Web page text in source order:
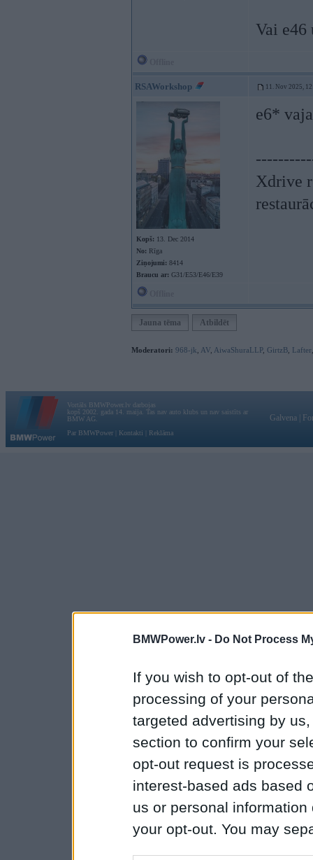
BMWPower.lv - Do Not Process
If you wish to opt-out of
processing of your
targeted advertising by
section to confirm your
opt-out request is
interest-based ads based
us or personal
your opt-out. You may
Vai e46
RSAWorkshop 11. Nov 2025,
Kopš: 13. Dec 2014
No: Rīga
Ziņojumi: 8414
Braucu ar: G31/E53/E46/E39
e6*
Xdrive
Jauna tēma Atbildēt
Moderatori: 968-jk AV AiwaShuraLLP, GirtzB Lafter
Vortāls BMWPower.lv darbojas
kopš 2002. gada 14. maija. Tas nav auto klubs un nav saistīts ar
BMW AG.
Par BMWPower
Kontakti Reklāma
Galvena